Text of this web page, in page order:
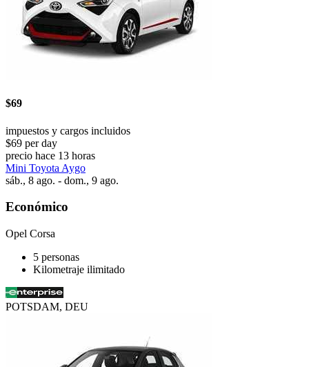
$69
impuestos y cargos incluidos
$69 per day
precio hace 13 horas
Mini Toyota Aygo
sáb., 8 ago. - dom., 9 ago.
Económico
Opel Corsa
5 personas
Kilometraje ilimitado
POTSDAM, DEU